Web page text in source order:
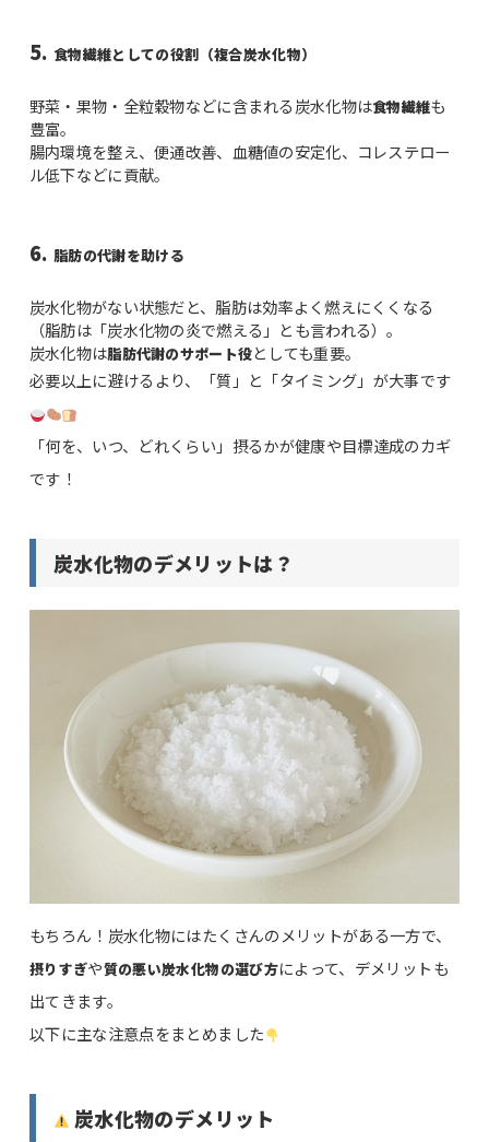
5. 食物繊維としての役割（複合炭水化物）
野菜・果物・全粒穀物などに含まれる炭水化物は食物繊維も
豊富。
腸内環境を整え、便通改善、血糖値の安定化、コレステロー
ル低下などに貢献。
6. 脂肪の代謝を助ける
炭水化物がない状態だと、脂肪は効率よく燃えにくくなる
（脂肪は「炭水化物の炎で燃える」とも言われる）。
炭水化物は脂肪代謝のサポート役としても重要。
必要以上に避けるより、「質」と「タイミング」が大事です
「何を、いつ、どれくらい」摂るかが健康や目標達成のカギ
です！
炭水化物のデメリットは？
もちろん！炭水化物にはたくさんのメリットがある一方で、
摂りすぎや質の悪い炭水化物の選び方によって、デメリットも
出てきます。
以下に主な注意点をまとめました
炭水化物のデメリット